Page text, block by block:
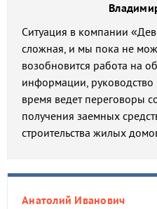
Ситуация в компании
сложная, и мы пока не
возобновится работа на
информации,
время ведет переговоры
получения заемных
строительства жилых
Анатолий Иванович